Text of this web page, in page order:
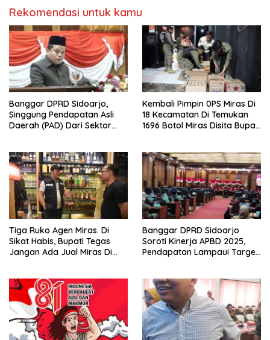
Rekomendasi untuk kamu
Banggar DPRD Sidoarjo,
Singgung Pendapatan Asli
Daerah (PAD) Dari Sektor
Evaluasi Secara Menyeluruh
Kembali Pimpin 0PS Miras Di
18 Kecamatan Di Temukan
1696 Botol Miras Disita Bupati
Tiga Ruko Agen Miras. Di
Sikat Habis, Bupati Tegas
Jangan Ada Jual Miras Di
Banggar DPRD Sidoarjo
Soroti Kinerja APBD 2025,
Pendapatan Lampaui Target